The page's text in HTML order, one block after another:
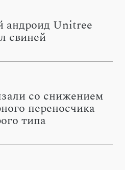
андроид Unitree
свиней
со снижением
переносчика
типа